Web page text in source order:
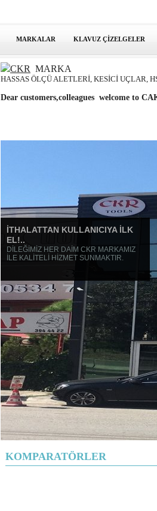
MARKALAR KLAVUZ ÇİZELGELER
CKR MARKA
HASSAS ÖLÇÜ ALETLERİ, KESİCİ UÇLAR,
Dear customers,colleagues welcome to
İTHALATTAN KULLANICIYA İLK
EL!..
DİLEĞİMİZ HER DAİM CKR MARKAMIZ
İLE KALİTELİ HİZMET SUNMAKTIR.
KOMPARATÖRLER